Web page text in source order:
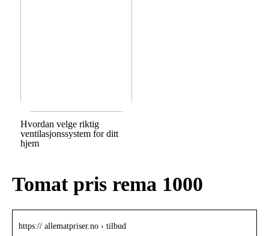
Hvordan velge riktig
ventilasjonssystem for ditt
hjem
Tomat pris rema 1000
https:// allematpriser.no › tilbud